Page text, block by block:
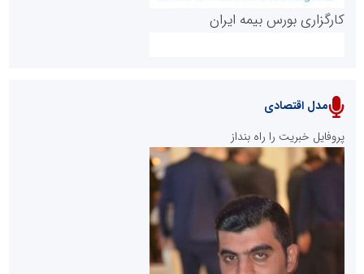
پایگاه خبری نهضت ملی مسکن
کارگزاری بورس بیمه ایران
سازمان بورس و اوراق بهادار
مرجع اخبار موثق در بازارسرمایه
مدل اقتصادی
پروفایل خبریت را راه بنداز